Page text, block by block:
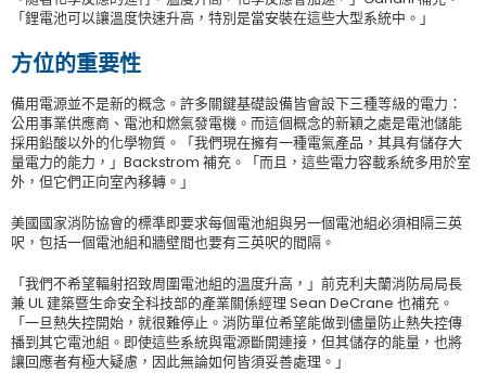
「鋰電池可以讓溫度快速升高，特別是當安裝在這些大型系統中。」
方位的重要性
備用電源並不是新的概念。許多關鍵基礎設備皆會設下三種等級的電力：
公用事業供應商、電池和燃氣發電機。而這個概念的新穎之處是電池儲能
採用鉛酸以外的化學物質。「我們現在擁有一種電氣產品，其具有儲存大
量電力的能力，」Backstrom 補充。「而且，這些電力容載系統多用於室
外，但它們正向室內移轉。」
美國國家消防協會的標準即要求每個電池組與另一個電池組必須相隔三英
呎，包括一個電池組和牆壁間也要有三英呎的間隔。
「我們不希望輻射招致周圍電池組的溫度升高，」前克利夫蘭消防局局長
兼 UL 建築暨生命安全科技部的產業關係經理 Sean DeCrane 也補充。
「一旦熱失控開始，就很難停止。消防單位希望能做到儘量防止熱失控傳
播到其它電池組。即使這些系統與電源斷開連接，但其儲存的能量，也將
讓回應者有極大疑慮，因此無論如何皆須妥善處理。」